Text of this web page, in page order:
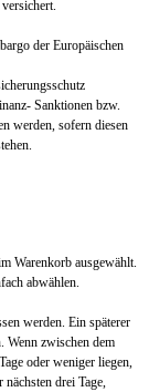
der Europäischen
Sanktionen bzw.
werden, sofern diesen
Warenkorb ausgewählt.
abwählen.
werden. Ein späterer
Wenn zwischen dem
oder weniger liegen,
drei Tage,